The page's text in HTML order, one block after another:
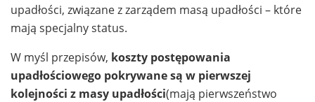
upadłości, związane z zarządem masą upadłości – które
mają specjalny status.
W myśl przepisów, koszty postępowania
upadłościowego pokrywane są w pierwszej
kolejności z masy upadłości(mają pierwszeństwo